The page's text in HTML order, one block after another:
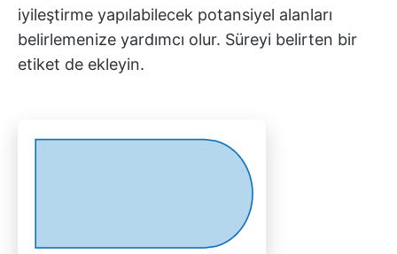
iyileştirme yapılabilecek potansiyel alanları
belirlemenize yardımcı olur. Süreyi belirten bir
etiket de ekleyin.